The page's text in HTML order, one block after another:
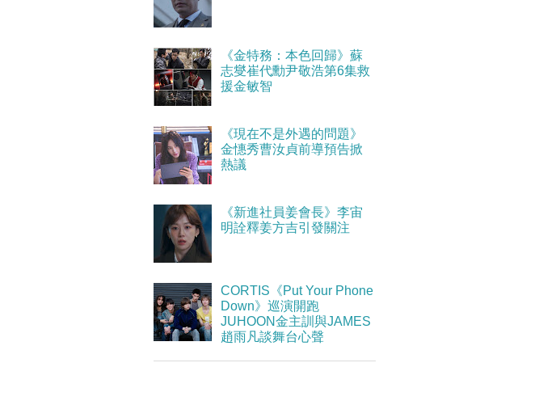
《金特務：本色回歸》蘇
志燮崔代勳尹敬浩第6集救
援金敏智
《現在不是外遇的問題》
金憓秀曹汝貞前導預告掀
熱議
《新進社員姜會長》李宙
明詮釋姜方吉引發關注
CORTIS《Put Your Phone
Down》巡演開跑
JUHOON金主訓與JAMES
趙雨凡談舞台心聲